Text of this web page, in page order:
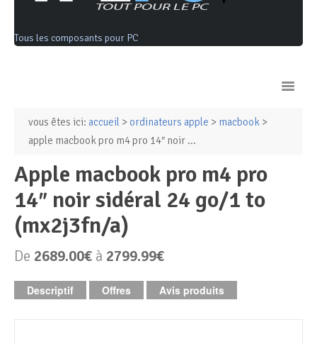
Tous les composants pour PC
Ordinateurs & Tablettes
PC de bureau
PC portable
Alimentation PC
Périphériques & Réseaux
vous êtes ici: accueil > ordinateurs apple > macbook >
apple macbook pro m4 pro 14″ noir ...
apple macbook pro m4 pro
14″ noir sidéral 24 go/1 to
(mx2j3fn/a)
De 2689.00€ à 2799.99€
Descriptif Offres Avis produits